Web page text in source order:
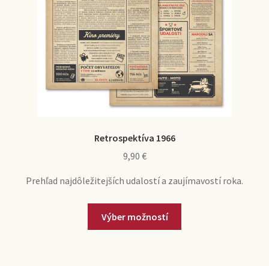
Retrospektíva 1966
9,90 €
Prehľad najdôležitejších udalostí a zaujímavostí roka.
Výber možností